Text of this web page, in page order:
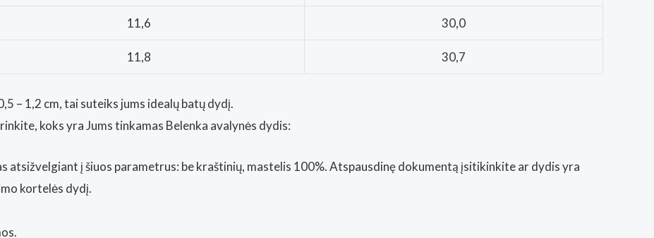
11,6 30,0
11,8 30,7
– 1,2 cm, tai suteiks jums idealų batų dydį.
koks yra Jums tinkamas Belenka avalynės dydis:
atsižvelgiant į šiuos parametrus: be kraštinių, mastelis 100%. Atspausdinę dokumentą įsitikinkite ar dydis yra
kortelės dydį.